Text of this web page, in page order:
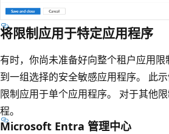
将限制应用于特定应用程序
有时，你尚未准备好向整个租户应用
到一组选择的安全敏感应用程序。 此
限制应用于单个应用程序。 对于其他
程。
Microsoft Entra 管理中心